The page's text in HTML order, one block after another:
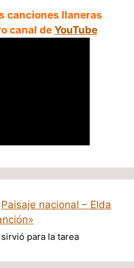
canciones llaneras
canal de YouTube
Paisaje nacional – Elda
para la tarea